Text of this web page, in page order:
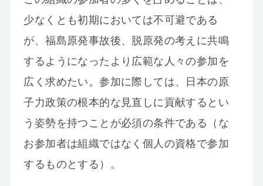
少なくとも初期においては不可避である
が、福島原発事故後、脱原発の考えに共鳴
するようになったより広範な人々の参加を
広く求めたい。参加に際しては、日本の原
子力政策の根本的な見直しに貢献するとい
う姿勢を持つことが必須の条件である（な
お参加者は組織ではなく個人の資格で参加
するものとする）。